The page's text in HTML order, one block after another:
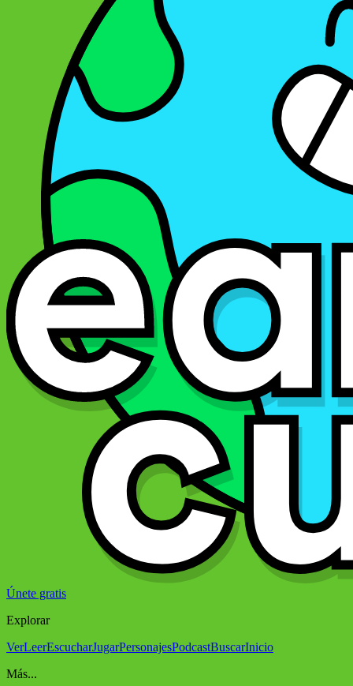
Únete gratis
Explorar
VerLeerEscucharJugarPersonajesPodcastBuscarInicio
Más...